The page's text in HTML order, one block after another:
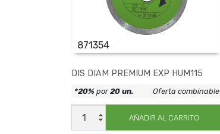
871354
DIS DIAM PREMIUM EXP HUM115
DIS
DIAM
PREMIUM
AÑADIR AL CARRITO
*20% por20 un. Oferta combinable